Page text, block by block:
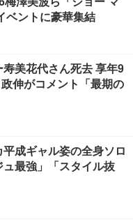
ベントに豪華集結
美花代さん死去 享年9
伸がコメント「最期の
成ギャル姿の全身ソロ
最強」「スタイル抜